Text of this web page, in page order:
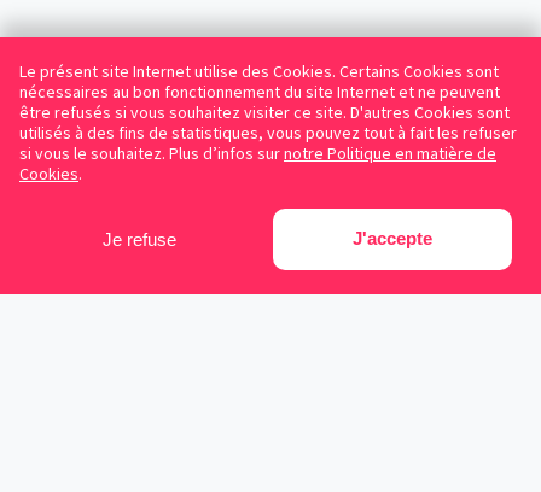
Le présent site Internet utilise des Cookies. Certains Cookies sont
nécessaires au bon fonctionnement du site Internet et ne peuvent
être refusés si vous souhaitez visiter ce site. D'autres Cookies sont
utilisés à des fins de statistiques, vous pouvez tout à fait les refuser
si vous le souhaitez. Plus d’infos surnotre Politique en matière de
Cookies.
Je refuse J'accepte